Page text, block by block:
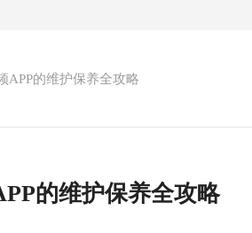
APP的维护保养全攻略
的维护保养全攻略